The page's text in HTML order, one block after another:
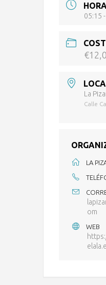
HORA
05:15
La
Calle
LA
om
WEB